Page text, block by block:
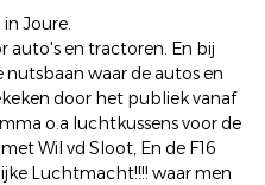
Joure.
auto's en tractoren. En bij
waar de autos en
door het publiek vanaf
o.a luchtkussens voor de
Wil vd Sloot, En de F16
Luchtmacht!!!! waar men